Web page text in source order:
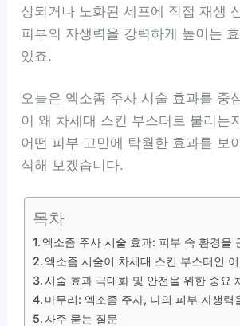
상되거나 노화된 세포에 직접 재생
피부의 자생력을 강력하게 높이는
있죠.
오늘은 엑소좀 주사 시술 효과를 중
이 왜 차세대 스킨 부스터로 불리는
어떤 피부 고민에 탁월한 효과를 보
석해 보겠습니다.
목차
엑소좀 주사 시술 효과: 피부 속 환경을
엑소좀 시술이 차세대 스킨 부스터인
시술 효과 극대화 및 안전을 위한 중요
마무리: 엑소좀 주사, 나의 피부 자생력
자주 묻는 질문